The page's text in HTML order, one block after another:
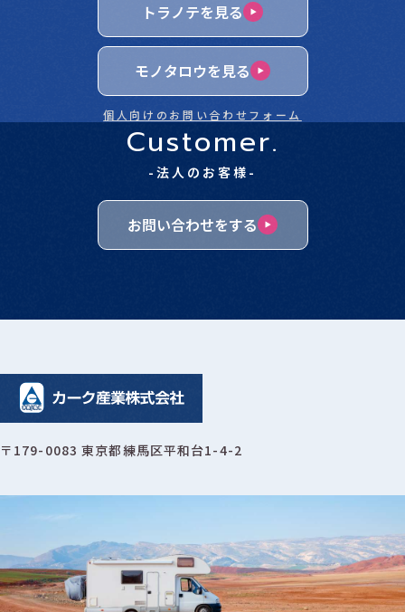
トラノテを見る
モノタロウを見る
個人向けのお問い合わせフォーム
Customer.
-法人のお客様-
お問い合わせをする
〒179-0083 東京都練馬区平和台1-4-2